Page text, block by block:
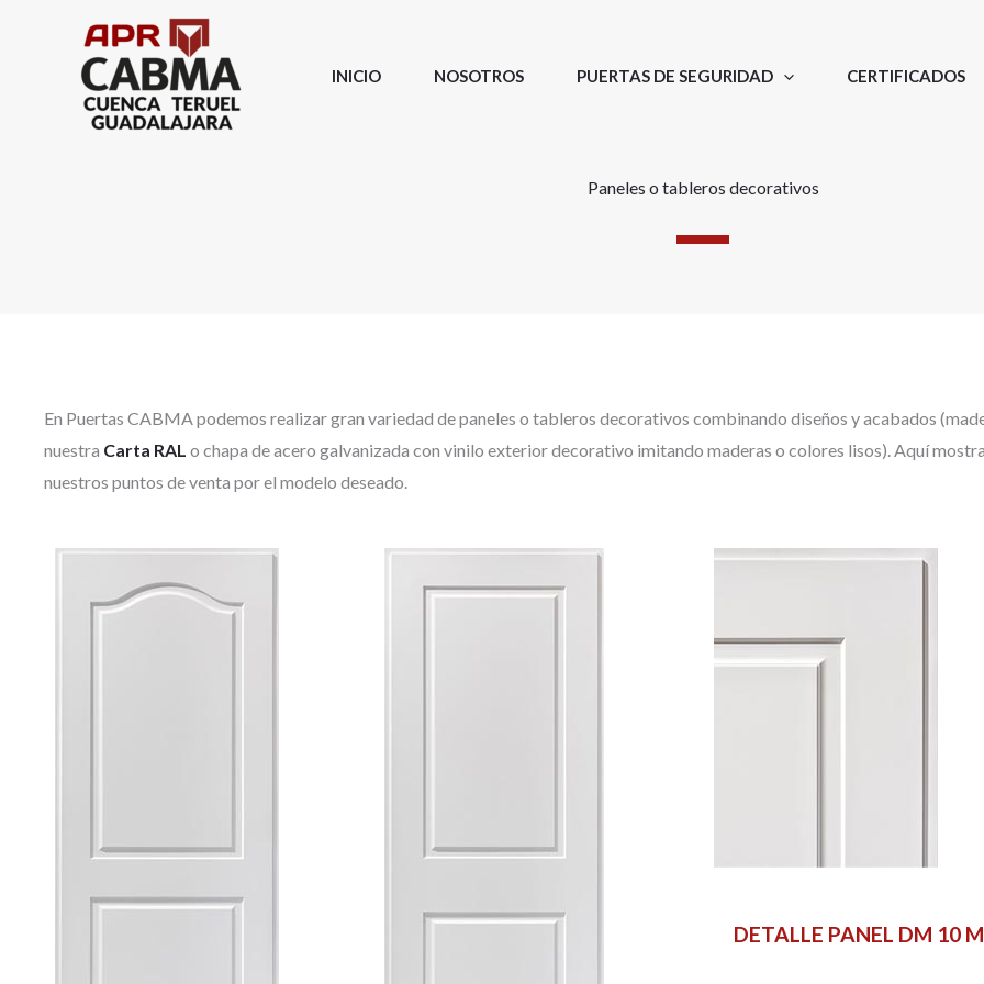
INICIO NOSOTROS PUERTAS DE SEGURIDAD CERTIFICADOS
Paneles o tableros decorativos
En Puertas CABMA podemos realizar gran variedad de paneles o tableros decorativos combinando diseños y acabados
nuestra Carta RAL o chapa de acero galvanizada con vinilo exterior decorativo imitando maderas o colores lisos). Aquí
nuestros puntos de venta por el modelo deseado.
DETALLE PANEL DM 10